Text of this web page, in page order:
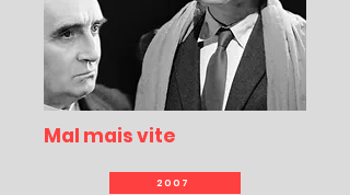
Mal mais vite
2007